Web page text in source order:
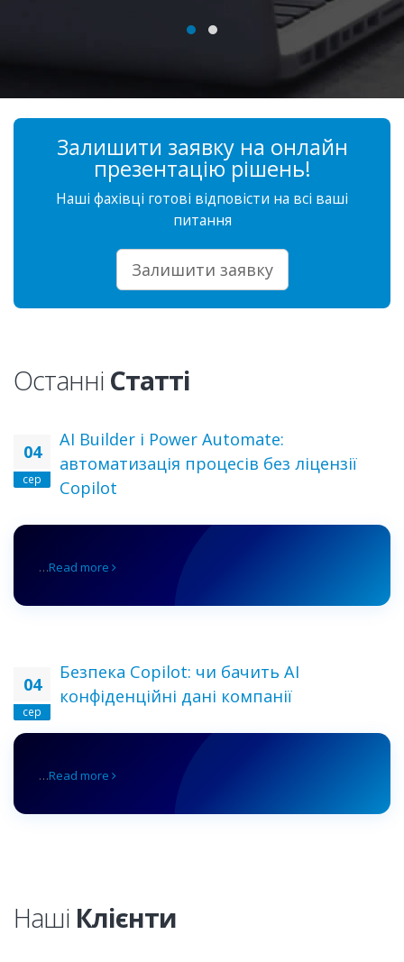
Залишити заявку на онлайн
презентацію рішень!
Наші фахівці готові відповісти на всі ваші
питання
Залишити заявку
Останні Статті
04
сер
AI Builder і Power Automate:
автоматизація процесів без ліцензії
Copilot
…Read more
04
сер
Безпека Copilot: чи бачить AI
конфіденційні дані компанії
…Read more
Наші Клієнти